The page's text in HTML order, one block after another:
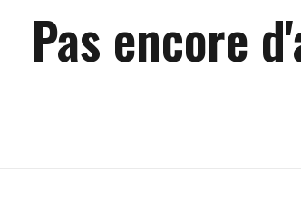
Pas encore